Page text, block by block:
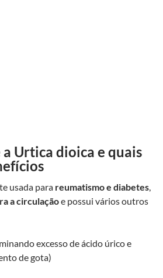
a Urtica dioica e quais
usada para reumatismo e diabetes,
a circulaçãoe possui vários outros
excesso de ácido úrico e
de gota)